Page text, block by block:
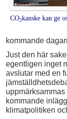
CO2kanske kan ge
kommande
Just den här
egentligen inget
avslutar med en
uppmärksammas
kommande
klimatpolitiken